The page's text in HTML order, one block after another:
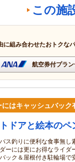
この施
に組み合わせたおトクな
航空券付プラ
はキャッシュバック
ドアと絵本の
ス釣りに便利な食事無し
ーには更にお得なライダ
ック＆屋根付き駐輪場で